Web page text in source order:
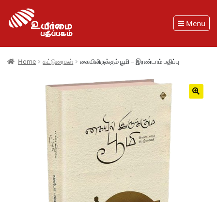
Menu
Home கட்டுரைகள் கையிலிருக்கும் பூமி – இரண்டாம் பதிப்பு